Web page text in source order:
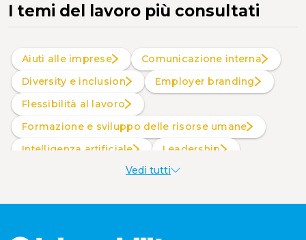
I temi del lavoro più consultati
Aiuti alle imprese
Comunicazione interna
Diversity e inclusion
Employer branding
Flessibilità al lavoro
Formazione e sviluppo delle risorse umane
intelligenza artificiale
Leadership
Produttività al lavoroVedi tutti